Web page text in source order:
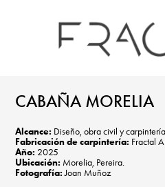
CABAÑA MORELIA
Alcance: Diseño, obra civil y
Fabricación de carpintería: Fractal
Año: 2025
Ubicación: Morelia, Pereira.
Fotografía:Joan Muñoz